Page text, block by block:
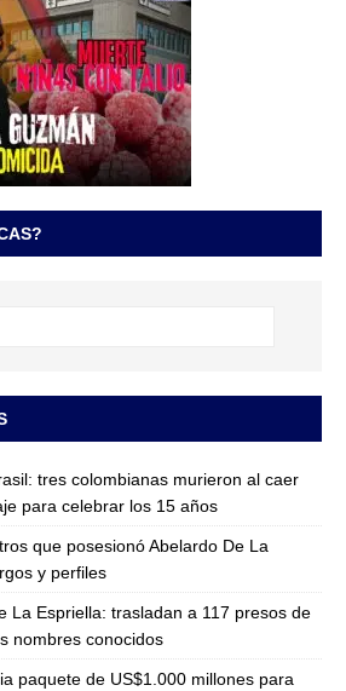
tres colombianas murieron al caer
para celebrar los 15 años
que posesionó Abelardo De La
y perfiles
La Espriella: trasladan a 117 presos de
nombres conocidos
paquete de US$1.000 millones para